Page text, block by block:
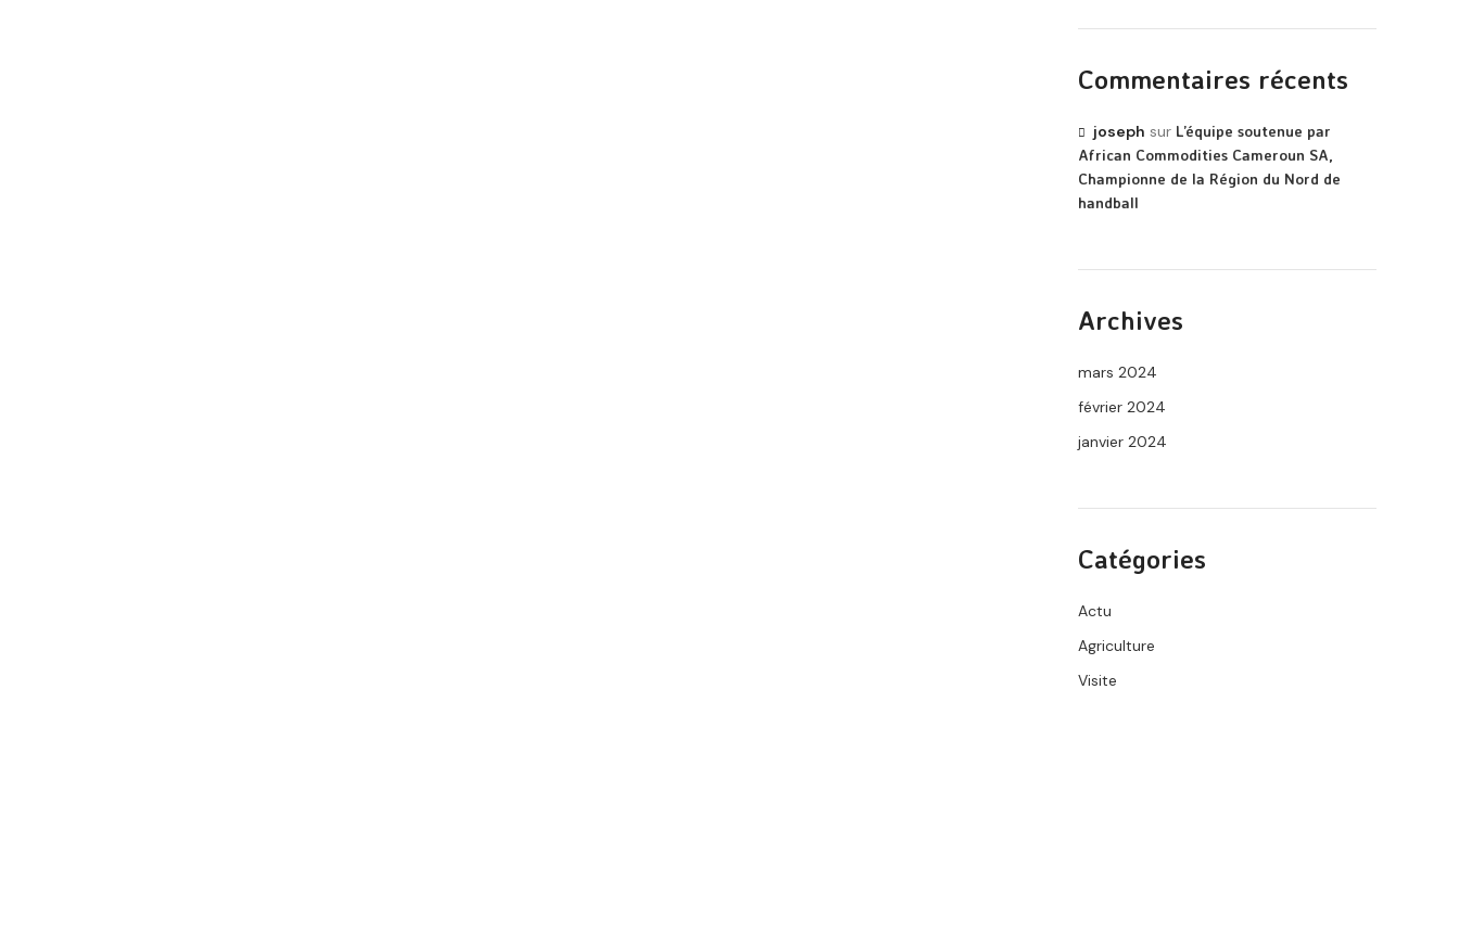
Commentaires récents
joseph sur L’équipe soutenue par
African Commodities Cameroun SA,
Championne de la Région du Nord de
handball
Archives
mars 2024
février 2024
janvier 2024
Catégories
Actu
Agriculture
Visite